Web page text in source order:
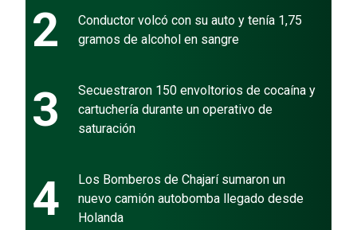
2
Conductor volcó con su auto y tenía 1,75
gramos de alcohol en sangre
3
Secuestraron 150 envoltorios de cocaína y
cartuchería durante un operativo de
saturación
4
Los Bomberos de Chajarí sumaron un
nuevo camión autobomba llegado desde
Holanda